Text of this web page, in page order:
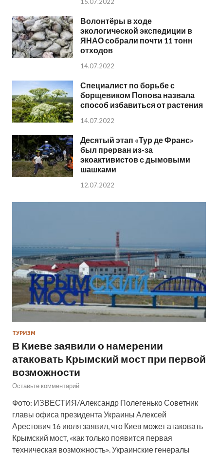
Волонтёры в ходе
экологической экспедиции в
ЯНАО собрали почти 11 тонн
отходов
14.07.2022
Специалист по борьбе с
борщевиком Попова назвала
способ избавиться от растения
14.07.2022
Десятый этап «Тур де Франс»
был прерван из-за
экоактивистов с дымовыми
шашками
12.07.2022
ТУРИЗМ
В Киеве заявили о намерении
атаковать Крымский мост при первой
возможности
Оставьте комментарий
Фото: ИЗВЕСТИЯ/Александр Полегенько Советник
главы офиса президента Украины Алексей
Арестович 16 июля заявил, что Киев может атаковать
Крымский мост, «как только появится первая
техническая возможность». Украинские генералы